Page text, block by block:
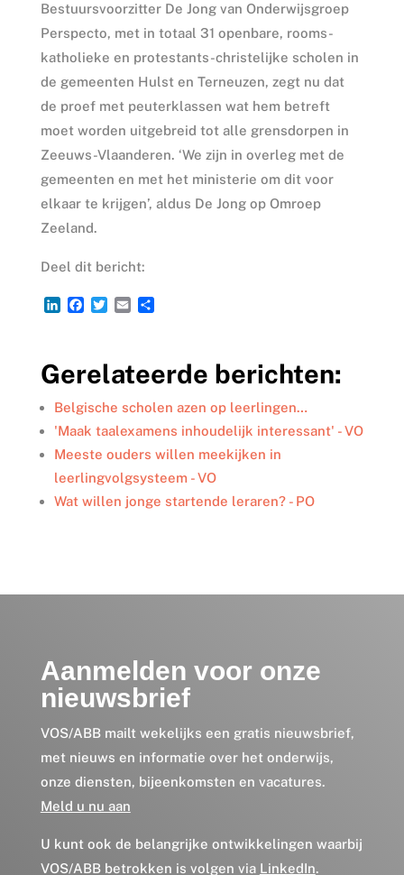
Bestuursvoorzitter De Jong van Onderwijsgroep
Perspecto, met in totaal 31 openbare, rooms-
katholieke en protestants-christelijke scholen in
de gemeenten Hulst en Terneuzen, zegt nu dat
de proef met peuterklassen wat hem betreft
moet worden uitgebreid tot alle grensdorpen in
Zeeuws-Vlaanderen. ‘We zijn in overleg met de
gemeenten en met het ministerie om dit voor
elkaar te krijgen’, aldus De Jong op Omroep
Zeeland.
Deel dit bericht:
L
e
d
I
n
F
b
o
o
k
T
t
e
r
E
l
D
n
Gerelateerde berichten:
Belgische scholen azen op leerlingen…
'Maak taalexamens inhoudelijk interessant' - VO
Meeste ouders willen meekijken in
leerlingvolgsysteem - VO
Wat willen jonge startende leraren? - PO
Aanmelden voor onze
nieuwsbrief
VOS/ABB mailt wekelijks een gratis nieuwsbrief,
met nieuws en informatie over het onderwijs,
onze diensten, bijeenkomsten en vacatures.
Meld u nu aan
U kunt ook de belangrijke ontwikkelingen waarbij
VOS/ABB betrokken is volgen via LinkedIn.